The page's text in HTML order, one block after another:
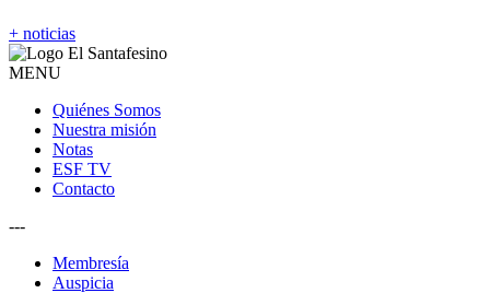
+ noticias
MENU
Quiénes Somos
Nuestra misión
Notas
ESF TV
Contacto
---
Membresía
Auspicia